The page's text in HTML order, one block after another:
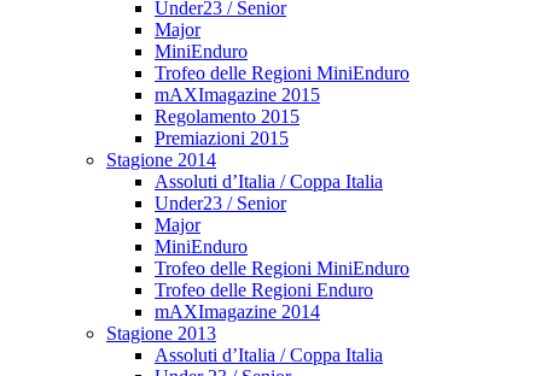
Under23 / Senior
Major
MiniEnduro
Trofeo delle Regioni MiniEnduro
mAXImagazine 2015
Regolamento 2015
Premiazioni 2015
Stagione 2014
Assoluti d’Italia / Coppa Italia
Under23 / Senior
Major
MiniEnduro
Trofeo delle Regioni MiniEnduro
Trofeo delle Regioni Enduro
mAXImagazine 2014
Stagione 2013
Assoluti d’Italia / Coppa Italia